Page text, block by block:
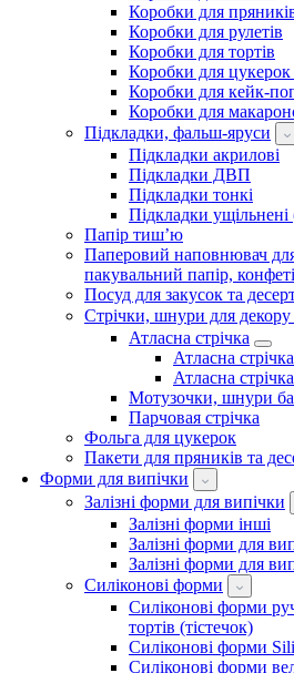
Коробки для
Коробки для рулетів
Коробки для тортів
Коробки для
Коробки для кейк-
Коробки для
Підкладки, фальш-яруси
Підкладки акрилові
Підкладки ДВП
Підкладки тонкі
Підкладки
Папір тиш’ю
Паперовий наповнювач для
пакувальний папір, конфеті
Посуд для закусок та
Стрічки, шнури для декору
Атласна стрічка
Атласна
Атласна
Мотузочки, шнури
Парчовая стрічка
Фольга для цукерок
Пакети для пряників та
Форми для випічки
Залізні форми для випічки
Залізні форми інші
Залізні форми для
Залізні форми для
Силіконові форми
Силіконові форми
тортів (тістечок)
Силіконові форми
Силіконові форми